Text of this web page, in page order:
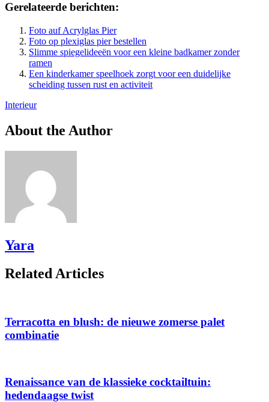
Gerelateerde berichten:
Foto auf Acrylglas Pier
Foto op plexiglas pier bestellen
Slimme spiegelideeën voor een kleine badkamer zonder
ramen
Een kinderkamer speelhoek zorgt voor een duidelijke
scheiding tussen rust en activiteit
Interieur
About the Author
Yara
Related Articles
Terracotta en blush: de nieuwe zomerse palet
combinatie
Renaissance van de klassieke cocktailtuin:
hedendaagse twist